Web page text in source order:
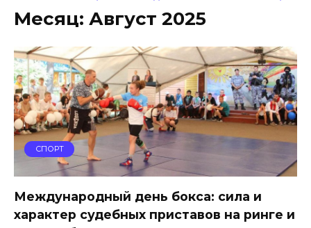
Месяц: Август 2025
СПОРТ
Международный день бокса: сила и
характер судебных приставов на ринге и